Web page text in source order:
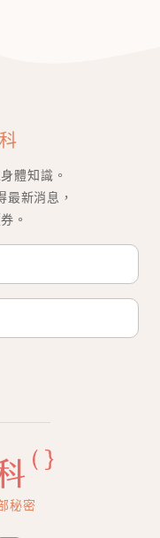
體知識。
新消息，
。
秘密